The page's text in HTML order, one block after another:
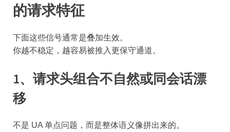
的请求特征
下面这些信号通常是叠加生效。
你越不稳定，越容易被推入更保守通道。
1、请求头组合不自然或同会话漂
移
不是 UA 单点问题，而是整体语义像拼出来的。